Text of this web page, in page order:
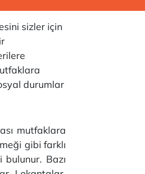
sizler için
durumlar
mutfaklara
gibi farklı
Bazı